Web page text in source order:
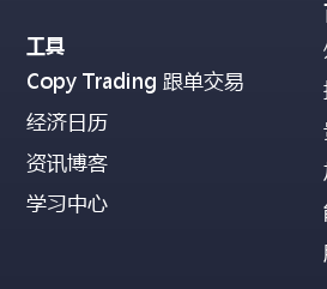
工具
Copy Trading 跟单交易
经济日历
资讯博客
学习中心